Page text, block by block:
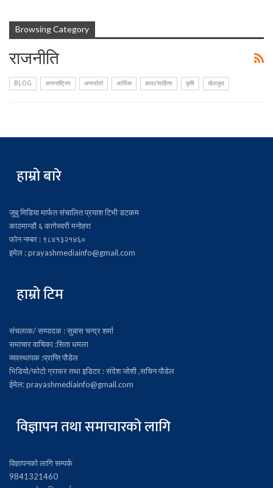
Browsing Category
राजनीति
BLOG अन्तराष्ट्रिय अन्तर्वार्ता आर्थिक कला/साहित्य कृषि खेलकुद
हाम्रो बारे
जुबु मिडिया मार्फत संचालित प्रयाश टिभी डटकम
काठमान्डौ ६ कागेस्वरी मनोहरा
फोन नम्बर : ९८४१३२१४६०
इमेल : prayashmediainfo@gmail.com
हाम्रो टिम
संचलाक/ सम्पादक : सुबास चन्द्र शर्मा
समाचार वाचिका :सिता धमला
व्यवस्थापक :प्राप्ति पौडेल
भिडियो/फोटो ग्राफर तथा इडिटर : संदेश जोशी ,सचिन पौडेल
ईमेल: prayashmediainfo@gmail.com
विज्ञापन तथा समाचारको लागि
विज्ञापनको लागि सम्पर्क
9841321460